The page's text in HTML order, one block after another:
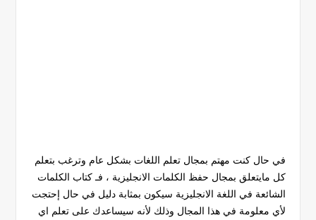
في حال كنت مهتم بمجال تعلم اللغات بشكل عام وترغب بتعلم
كل مايتعلق بمجال حفظ الكلمات الانجليزية ، فـ كتاب الكلمات
الشائعة في اللغة الانجليزية سيكون بمثابة دليل في حال إحتجت
لأي معلومة في هذا المجال وذلك لأنه سيساعدك على تعلم اي